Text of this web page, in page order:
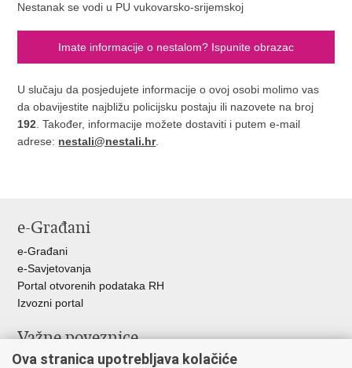
Nestanak se vodi u PU vukovarsko-srijemskoj
Imate informacije o nestalom? Ispunite obrazac
U slučaju da posjedujete informacije o ovoj osobi molimo vas
da obavijestite najbližu policijsku postaju ili nazovete na broj
192. Također, informacije možete dostaviti i putem e-mail
adrese: nestali@nestali.hr.
e-Građani
e-Građani
e-Savjetovanja
Portal otvorenih podataka RH
Izvozni portal
Važne poveznice
Ministarstvo unutarnjih poslova RH
Ova stranica upotrebljava kolačiće